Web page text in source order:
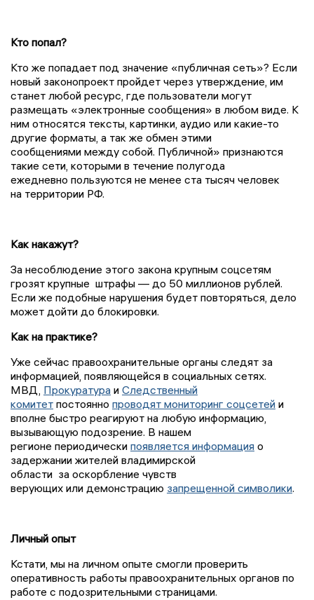
Кто попал?
Кто же попадает под значение «публичная сеть»? Если
новый законопроект пройдет через утверждение, им
станет любой ресурс, где пользователи могут
размещать «электронные сообщения» в любом виде. К
ним относятся тексты, картинки, аудио или какие-то
другие форматы, а так же обмен этими
сообщениями между собой. Публичной» признаются
такие сети, которыми в течение полугода
ежедневно пользуются не менее ста тысяч человек
на территории РФ.
Как накажут?
За несоблюдение этого закона крупным соцсетям
грозят крупные штрафы — до 50 миллионов рублей.
Если же подобные нарушения будет повторяться, дело
может дойти до блокировки.
Как на практике?
Уже сейчас правоохранительные органы следят за
информацией, появляющейся в социальных сетях.
МВД, Прокуратура и Следственный
комитет постоянно проводят мониторинг соцсетей и
вполне быстро реагируют на любую информацию,
вызывающую подозрение. В нашем
регионе периодически появляется информация о
задержании жителей владимирской
области за оскорбление чувств
верующих или демонстрацию запрещенной символики.
Личный опыт
Кстати, мы на личном опыте смогли проверить
оперативность работы правоохранительных органов по
работе с подозрительными страницами.